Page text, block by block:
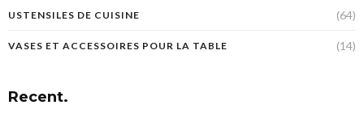
USTENSILES DE CUISINE (64)
VASES ET ACCESSOIRES POUR LA TABLE (14)
Recent.